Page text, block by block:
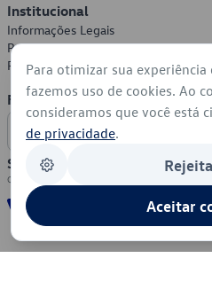
Institucional
Informações Legais
Política de Privacidade
Política de Cookies
Formas de Pagamento
Segurança
Para otimizar sua
fazemos uso de cookies. Ao
consideramos que você está
de privacidade.
Aceitar